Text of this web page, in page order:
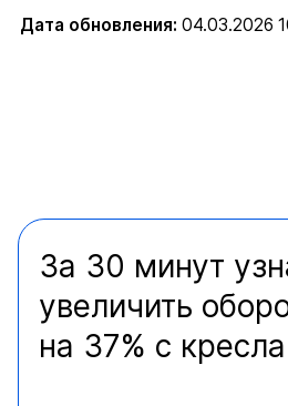
Дата обновления: 04.03.2026
За 30 минут
увеличить
на 37% с кресла